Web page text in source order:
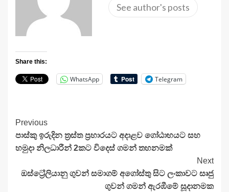
See author's posts
Share this:
WhatsApp Telegram
Continue
Reading
Previous
පාස්කු ඉරුදින ත්‍රස්ත ප්‍රහාරයට අදාළව ගෝඨාභයට සහ
හමුදා නිලධාරීන් 2කට විදෙස් ගමන් තහනමක්
Next
ඔස්ට්‍රේලියානු ගුවන් සමාගම් අගෝස්තු සිට ලංකාවට සෘජු
ගුවන් ගමන් ඇරඹීමේ සූදානමක